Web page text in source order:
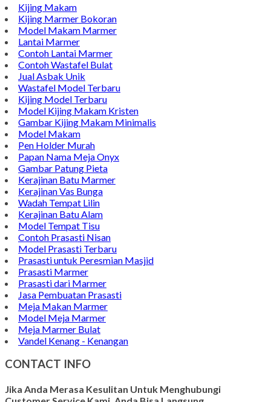
Kijing Makam
Kijing Marmer Bokoran
Model Makam Marmer
Lantai Marmer
Contoh Lantai Marmer
Contoh Wastafel Bulat
Jual Asbak Unik
Wastafel Model Terbaru
Kijing Model Terbaru
Model Kijing Makam Kristen
Gambar Kijing Makam Minimalis
Model Makam
Pen Holder Murah
Papan Nama Meja Onyx
Gambar Patung Pieta
Kerajinan Batu Marmer
Kerajinan Vas Bunga
Wadah Tempat Lilin
Kerajinan Batu Alam
Model Tempat Tisu
Contoh Prasasti Nisan
Model Prasasti Terbaru
Prasasti untuk Peresmian Masjid
Prasasti Marmer
Prasasti dari Marmer
Jasa Pembuatan Prasasti
Meja Makan Marmer
Model Meja Marmer
Meja Marmer Bulat
Vandel Kenang - Kenangan
CONTACT INFO
Jika Anda Merasa Kesulitan Untuk Menghubungi